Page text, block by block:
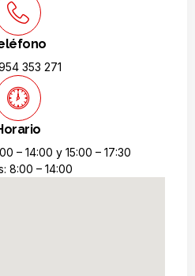
353 271
– 14:00 y 15:00 – 17:30
8:00 – 14:00